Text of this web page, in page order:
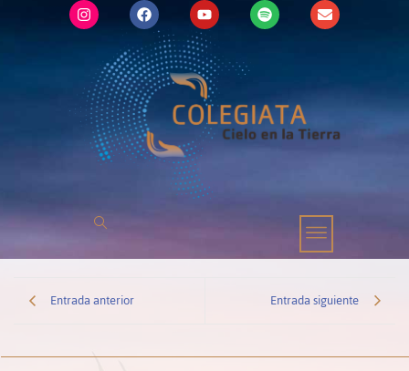
Entrada anterior Entrada siguiente